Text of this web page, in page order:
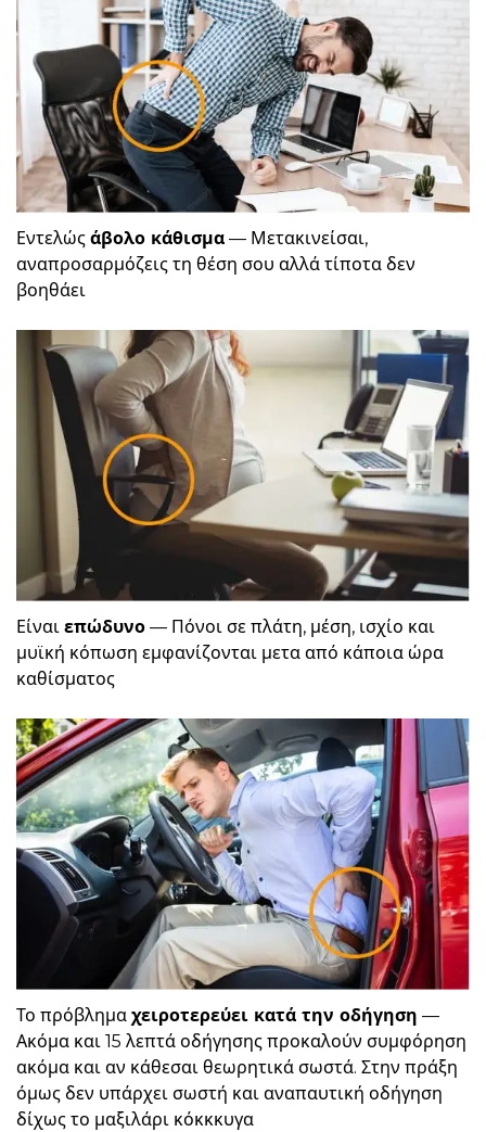
Εντελώς άβολο κάθισμα — Μετακινείσαι,
αναπροσαρμόζεις τη θέση σου αλλά τίποτα δεν
βοηθάει
Είναι επώδυνο — Πόνοι σε πλάτη, μέση, ισχίο και
μυϊκή κόπωση εμφανίζονται μετα από κάποια ώρα
καθίσματος
Το πρόβλημα χειροτερεύει κατά την οδήγηση —
Ακόμα και 15 λεπτά οδήγησης προκαλούν συμφόρηση
ακόμα και αν κάθεσαι θεωρητικά σωστά. Στην πράξη
όμως δεν υπάρχει σωστή και αναπαυτική οδήγηση
δίχως το μαξιλάρι κόκκκυγα